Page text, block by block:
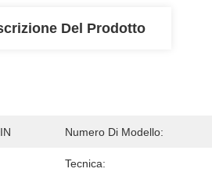
Del Prodotto
Numero Di Modello:
Tecnica: